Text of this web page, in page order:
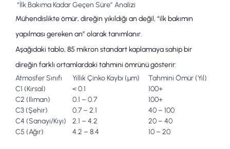
“İlk Bakıma Kadar Geçen Süre” Analizi
Mühendislikte ömür, direğin yıkıldığı an değil, “ilk bakımın
yapılması gereken an” olarak tanımlanır.
Aşağıdaki tablo, 85 mikron standart kaplamaya sahip bir
direğin farklı ortamlardaki tahmini ömrünü gösterir:
Atmosfer Sınıfı
Yıllık Çinko Kaybı (µm)
Tahmini Ömür (Yıl)
C1 (Kırsal)
< 0.1
100+
C2 (Ilıman)
0.1 – 0.7
100+
C3 (Şehir)
0.7 – 2.1
40 – 100
C4 (Sanayi/Kıyı)
2.1 – 4.2
20 – 40
C5 (Ağır)
4.2 – 8.4 10 – 20